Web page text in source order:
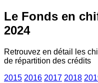
Le Fonds en
2024
Retrouvez en détail les
de répartition des crédits
2015 2016 2017 2018